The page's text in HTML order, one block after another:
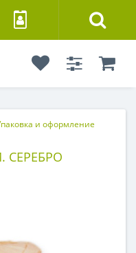
и оформление
СЕРЕБРО